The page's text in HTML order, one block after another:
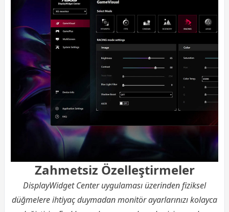
Zahmetsiz Özelleştirmeler
DisplayWidget Center uygulaması üzerinden fiziksel
düğmelere ihtiyaç duymadan monitör ayarlarınızı kolayca